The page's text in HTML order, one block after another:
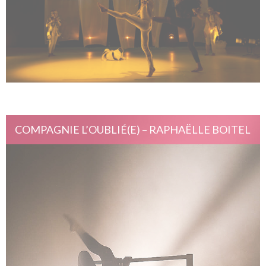
Las Templas
COMPAGNIE L’OUBLIÉ(E) – RAPHAËLLE BOITEL